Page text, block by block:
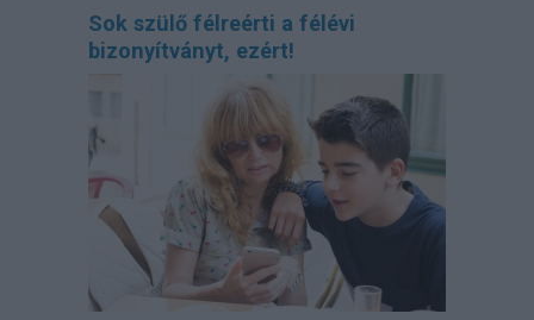
Sok szülő félreérti a félévi
bizonyítványt, ezért!